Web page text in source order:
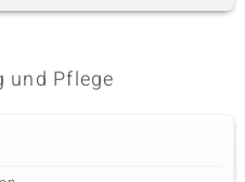
und Pflege